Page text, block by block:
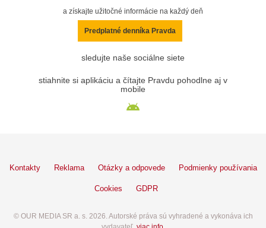
a získajte užitočné informácie na každý deň
Predplatné denníka Pravda
sledujte naše sociálne siete
stiahnite si aplikáciu a čítajte Pravdu pohodlne aj v
mobile
Kontakty Reklama Otázky a odpovede Podmienky používania
Cookies GDPR
© OUR MEDIA SR a. s. 2026. Autorské práva sú vyhradené a vykonáva ich